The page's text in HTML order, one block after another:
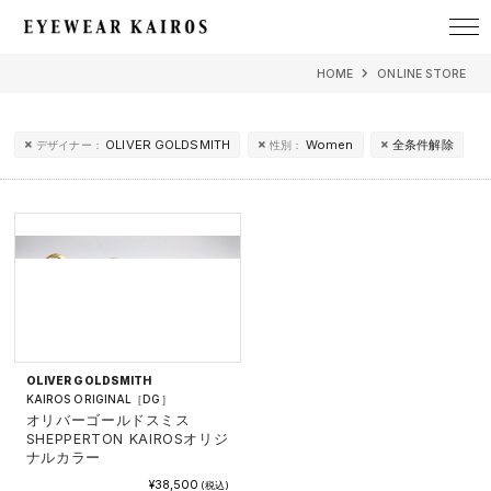
HOME ONLINE STORE
デザイナー： OLIVER GOLDSMITH 性別： Women 全条件解除
OLIVER GOLDSMITH
KAIROS ORIGINAL［DG］
オリバーゴールドスミス
SHEPPERTON KAIROSオリジ
ナルカラー
¥38,500 (税込)